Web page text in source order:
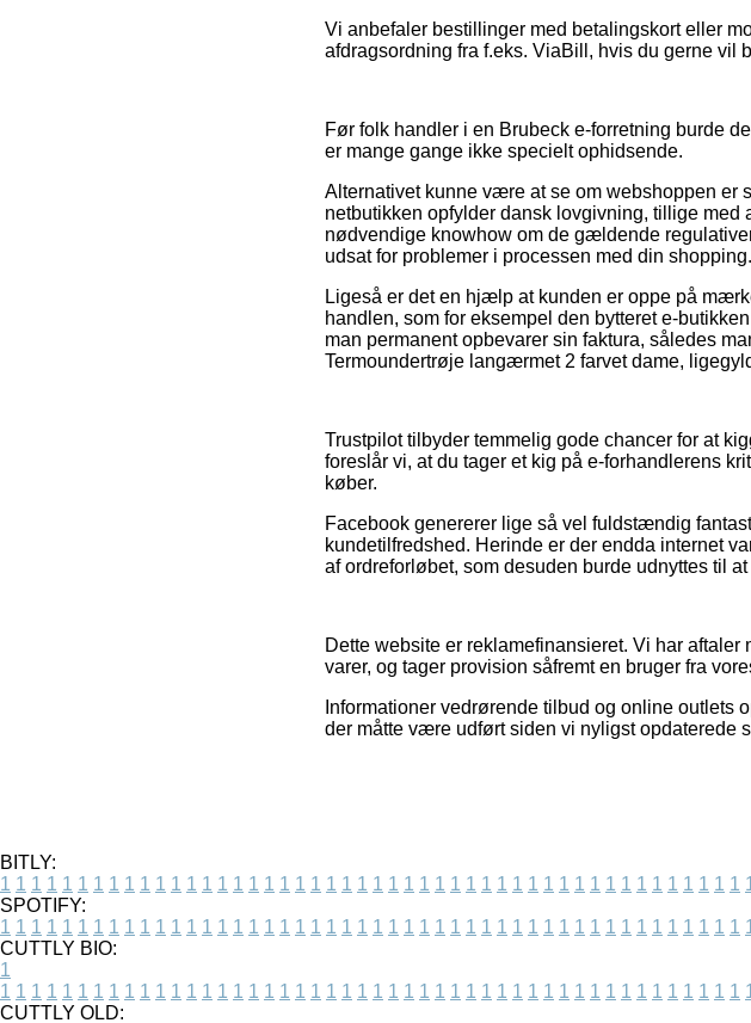
Vi anbefaler bestillinger med betalingskort eller
afdragsordning fra f.eks. ViaBill, hvis du gerne vil
Før folk handler i en Brubeck e-forretning burde
er mange gange ikke specielt ophidsende.
Alternativet kunne være at se om webshoppen er
netbutikken opfylder dansk lovgivning, tillige
nødvendige knowhow om de gældende
udsat for problemer i processen med din shopping.
Ligeså er det en hjælp at kunden er oppe på
handlen, som for eksempel den bytteret e-
man permanent opbevarer sin faktura, således
Termoundertrøje langærmet 2 farvet dame,
Trustpilot tilbyder temmelig gode chancer for at
foreslår vi, at du tager et kig på e-forhandlerens
køber.
Facebook genererer lige så vel fuldstændig
kundetilfredshed. Herinde er der endda internet
af ordreforløbet, som desuden burde udnyttes til
Dette website er reklamefinansieret. Vi har
varer, og tager provision såfremt en bruger fra
Informationer vedrørende tilbud og online outlets
der måtte være udført siden vi nyligst opdaterede
BITLY:
1 1 1 1 1 1 1 1 1 1 1 1 1 1 1 1 1 1 1 1 1 1 1 1 1 1 1 1 1 1 1 1 1 1 1 1 1 1 1 1 1 1 1 1 1 1 1 1
SPOTIFY:
1 1 1 1 1 1 1 1 1 1 1 1 1 1 1 1 1 1 1 1 1 1 1 1 1 1 1 1 1 1 1 1 1 1 1 1 1 1 1 1 1 1 1 1 1 1 1 1
CUTTLY BIO:
1
1 1 1 1 1 1 1 1 1 1 1 1 1 1 1 1 1 1 1 1 1 1 1 1 1 1 1 1 1 1 1 1 1 1 1 1 1 1 1 1 1 1 1 1 1 1 1 1
CUTTLY OLD: